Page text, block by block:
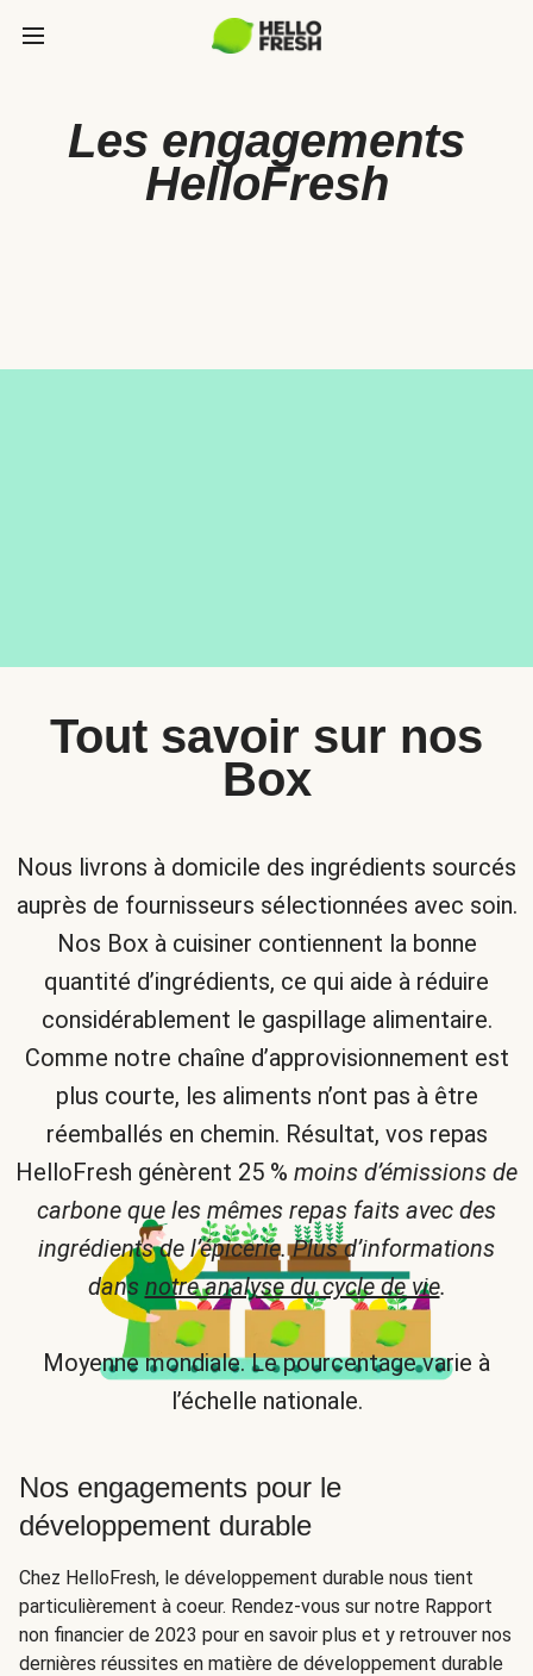
Les engagements
HelloFresh
Tout savoir sur nos
Box
Nous livrons à domicile des ingrédients sourcés
auprès de fournisseurs sélectionnées avec soin.
Nos Box à cuisiner contiennent la bonne
quantité d’ingrédients, ce qui aide à réduire
considérablement le gaspillage alimentaire.
Comme notre chaîne d’approvisionnement est
plus courte, les aliments n’ont pas à être
réemballés en chemin. Résultat, vos repas
HelloFresh génèrent 25 % moins d’émissions de
carbone que les mêmes repas faits avec des
ingrédients de l’épicerie. Plus d’informations
dans notre analyse du cycle de vie.
Moyenne mondiale. Le pourcentage varie à
l’échelle nationale.
Nos engagements pour le
développement durable
Chez HelloFresh, le développement durable nous tient
particulièrement à coeur. Rendez-vous sur notre Rapport
non financier de 2023 pour en savoir plus et y retrouver nos
dernières réussites en matière de développement durable